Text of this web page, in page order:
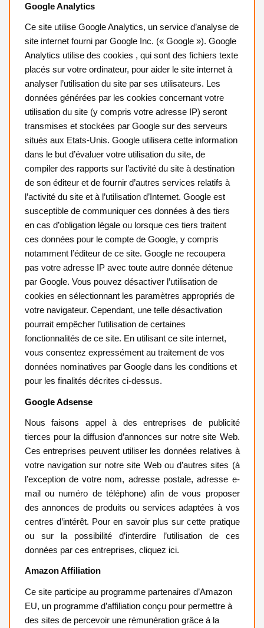
Google Analytics
Ce site utilise Google Analytics, un service d’analyse de
site internet fourni par Google Inc. (« Google »). Google
Analytics utilise des cookies , qui sont des fichiers texte
placés sur votre ordinateur, pour aider le site internet à
analyser l’utilisation du site par ses utilisateurs. Les
données générées par les cookies concernant votre
utilisation du site (y compris votre adresse IP) seront
transmises et stockées par Google sur des serveurs
situés aux Etats-Unis. Google utilisera cette information
dans le but d’évaluer votre utilisation du site, de
compiler des rapports sur l’activité du site à destination
de son éditeur et de fournir d’autres services relatifs à
l’activité du site et à l’utilisation d’Internet. Google est
susceptible de communiquer ces données à des tiers
en cas d’obligation légale ou lorsque ces tiers traitent
ces données pour le compte de Google, y compris
notamment l’éditeur de ce site. Google ne recoupera
pas votre adresse IP avec toute autre donnée détenue
par Google. Vous pouvez désactiver l’utilisation de
cookies en sélectionnant les paramètres appropriés de
votre navigateur. Cependant, une telle désactivation
pourrait empêcher l’utilisation de certaines
fonctionnalités de ce site. En utilisant ce site internet,
vous consentez expressément au traitement de vos
données nominatives par Google dans les conditions et
pour les finalités décrites ci-dessus.
Google Adsense
Nous faisons appel à des entreprises de publicité
tierces pour la diffusion d’annonces sur notre site Web.
Ces entreprises peuvent utiliser les données relatives à
votre navigation sur notre site Web ou d’autres sites (à
l’exception de votre nom, adresse postale, adresse e-
mail ou numéro de téléphone) afin de vous proposer
des annonces de produits ou services adaptées à vos
centres d’intérêt. Pour en savoir plus sur cette pratique
ou sur la possibilité d’interdire l’utilisation de ces
données par ces entreprises, cliquez ici.
Amazon Affiliation
Ce site participe au programme partenaires d’Amazon
EU, un programme d’affiliation conçu pour permettre à
des sites de percevoir une rémunération grâce à la